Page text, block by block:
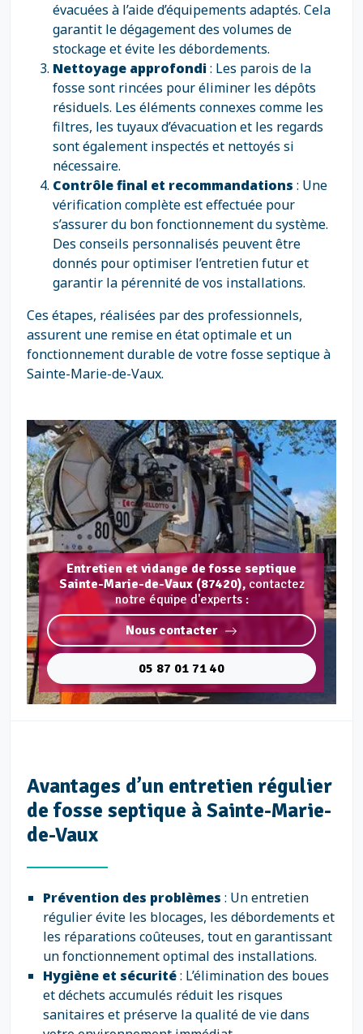
évacuées à l’aide d’équipements adaptés. Cela
garantit le dégagement des volumes de
stockage et évite les débordements.
Nettoyage approfondi: Les parois de la
fosse sont rincées pour éliminer les dépôts
résiduels. Les éléments connexes comme les
filtres, les tuyaux d’évacuation et les regards
sont également inspectés et nettoyés si
nécessaire.
Contrôle final et recommandations : Une
vérification complète est effectuée pour
s’assurer du bon fonctionnement du système.
Des conseils personnalisés peuvent être
donnés pour optimiser l’entretien futur et
garantir la pérennité de vos installations.
Ces étapes, réalisées par des professionnels,
assurent une remise en état optimale et un
fonctionnement durable de votre fosse septique à
Sainte-Marie-de-Vaux.
Entretien et vidange de fosse septique
Sainte-Marie-de-Vaux (87420), contactez
notre équipe d'experts :
Nous contacter
05 87 01 71 40
Avantages d’un entretien régulier
de fosse septique à Sainte-Marie-
de-Vaux
Prévention des problèmes : Un entretien
régulier évite les blocages, les débordements et
les réparations coûteuses, tout en garantissant
un fonctionnement optimal des installations.
Hygiène et sécurité: L’élimination des boues
et déchets accumulés réduit les risques
sanitaires et préserve la qualité de vie dans